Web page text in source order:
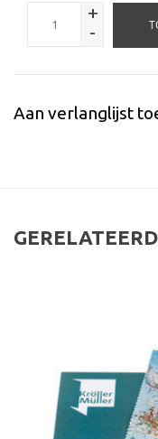
+
-
Aan verlanglijst